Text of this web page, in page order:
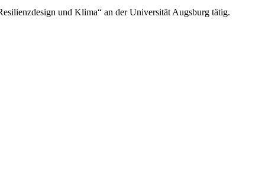
und Klima“ an der Universität Augsburg tätig.